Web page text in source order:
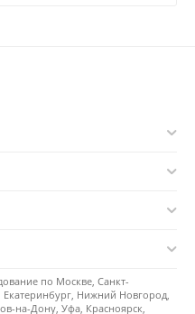
по Москве, Санкт-
Нижний Новгород,
на-Дону, Уфа, Красноярск,